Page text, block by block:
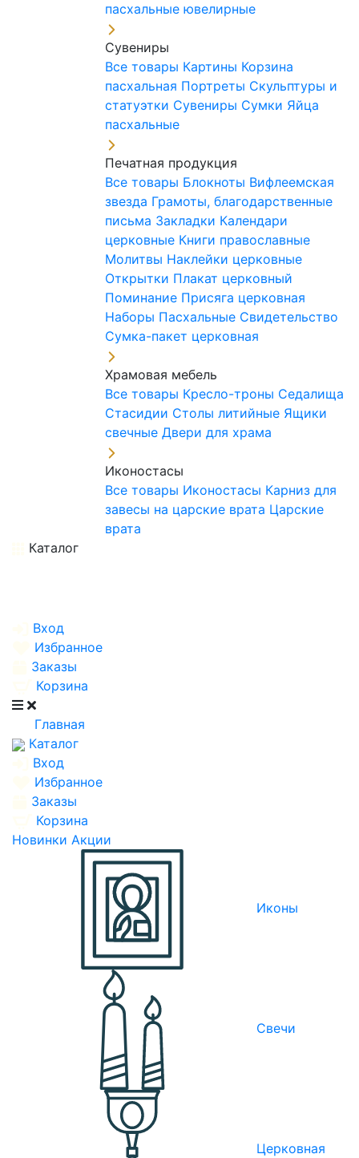
пасхальные ювелирные
Сувениры
Все товары Картины Корзина
пасхальная Портреты Скульптуры и
статуэтки Сувениры Сумки Яйца
пасхальные
Печатная продукция
Все товары Блокноты Вифлеемская
звезда Грамоты, благодарственные
письма Закладки Календари
церковные Книги православные
Молитвы Наклейки церковные
Открытки Плакат церковный
Поминание Присяга церковная
Наборы Пасхальные Свидетельство
Сумка-пакет церковная
Храмовая мебель
Все товары Кресло-троны Седалища
Стасидии Столы литийные Ящики
свечные Двери для храма
Иконостасы
Все товары Иконостасы Карниз для
завесы на царские врата Царские
врата
Каталог
Вход
Избранное
Заказы
Корзина
Главная
Каталог
Вход
Избранное
Заказы
Корзина
Новинки Акции
Иконы
Свечи
Церковная